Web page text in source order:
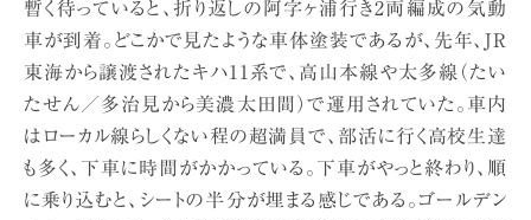
暫く待っていると、折り返しの阿字ヶ浦行き2両編成の気動
車が到着。どこかで見たような車体塗装であるが、先年、JR
東海から譲渡されたキハ11系で、高山本線や太多線（たい
たせん／多治見から美濃太田間）で運用されていた。車内
はローカル線らしくない程の超満員で、部活に行く高校生達
も多く、下車に時間がかかっている。下車がやっと終わり、順
に乗り込むと、シートの半分が埋まる感じである。ゴールデン